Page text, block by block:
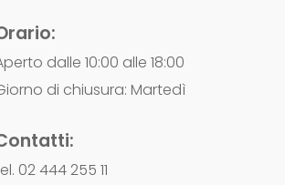
dalle 10:00 alle 18:00
di chiusura: Martedì
02 444 255 11